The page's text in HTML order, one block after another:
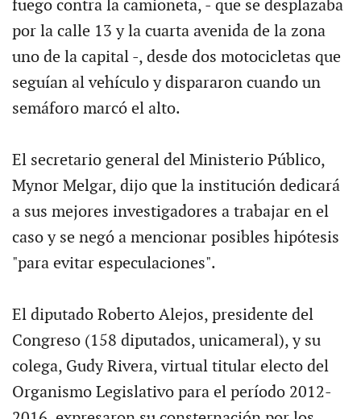
fuego contra la camioneta, - que se desplazaba
por la calle 13 y la cuarta avenida de la zona
uno de la capital -, desde dos motocicletas que
seguían al vehículo y dispararon cuando un
semáforo marcó el alto.
El secretario general del Ministerio Público,
Mynor Melgar, dijo que la institución dedicará
a sus mejores investigadores a trabajar en el
caso y se negó a mencionar posibles hipótesis
"para evitar especulaciones".
El diputado Roberto Alejos, presidente del
Congreso (158 diputados, unicameral), y su
colega, Gudy Rivera, virtual titular electo del
Organismo Legislativo para el período 2012-